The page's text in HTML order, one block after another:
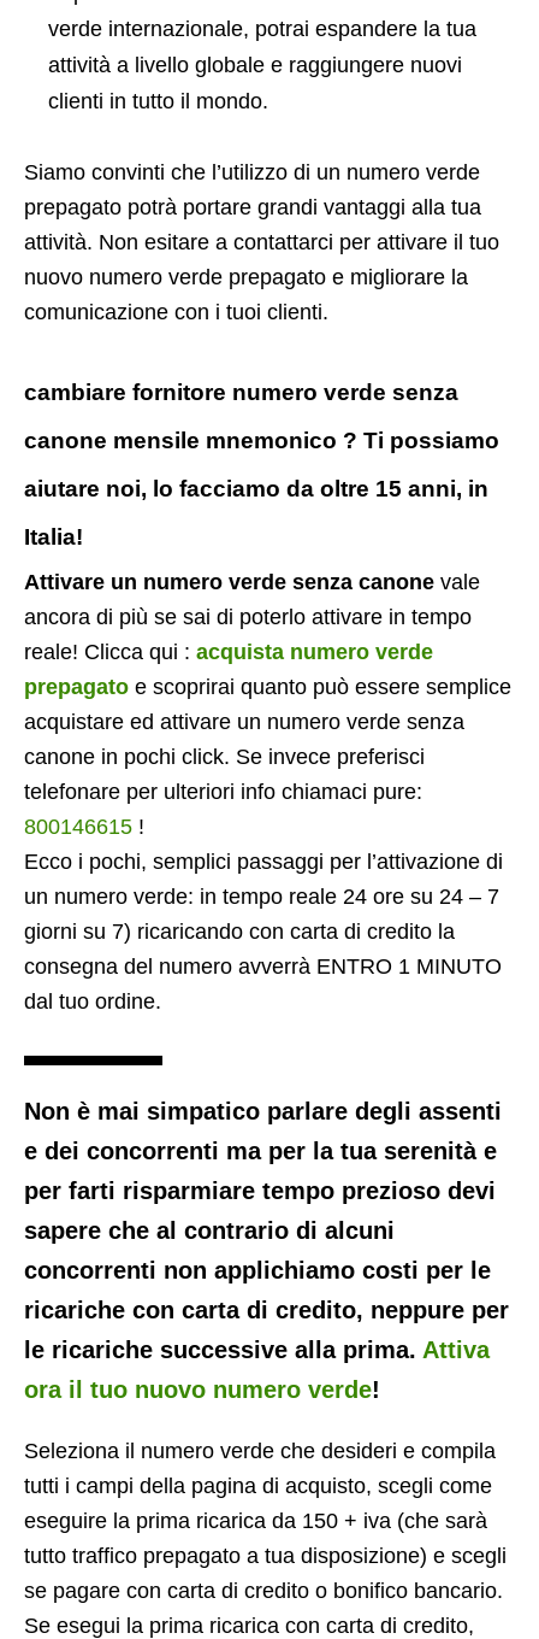
verde internazionale, potrai espandere la tua
attività a livello globale e raggiungere nuovi
clienti in tutto il mondo.
Siamo convinti che l’utilizzo di un numero verde
prepagato potrà portare grandi vantaggi alla tua
attività. Non esitare a contattarci per attivare il tuo
nuovo numero verde prepagato e migliorare la
comunicazione con i tuoi clienti.
cambiare fornitore numero verde senza
canone mensile mnemonico ? Ti possiamo
aiutare noi, lo facciamo da oltre 15 anni, in
Italia!
Attivare un numero verde senza canone vale
ancora di più se sai di poterlo attivare in tempo
reale! Clicca qui : acquista numero verde
prepagato e scoprirai quanto può essere semplice
acquistare ed attivare un numero verde senza
canone in pochi click. Se invece preferisci
telefonare per ulteriori info chiamaci pure:
800146615 !
Ecco i pochi, semplici passaggi per l’attivazione di
un numero verde: in tempo reale 24 ore su 24 – 7
giorni su 7) ricaricando con carta di credito la
consegna del numero avverrà ENTRO 1 MINUTO
dal tuo ordine.
Non è mai simpatico parlare degli assenti
e dei concorrenti ma per la tua serenità e
per farti risparmiare tempo prezioso devi
sapere che al contrario di alcuni
concorrenti non applichiamo costi per le
ricariche con carta di credito, neppure per
le ricariche successive alla prima. Attiva
ora il tuo nuovo numero verde!
Seleziona il numero verde che desideri e compila
tutti i campi della pagina di acquisto, scegli come
eseguire la prima ricarica da 150 + iva (che sarà
tutto traffico prepagato a tua disposizione) e scegli
se pagare con carta di credito o bonifico bancario.
Se esegui la prima ricarica con carta di credito,